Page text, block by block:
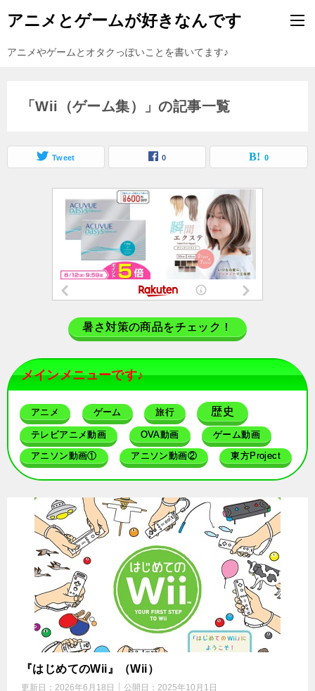
アニメとゲームが好きなんです
アニメやゲームとオタクっぽいことを書いてます♪
「Wii（ゲーム集）」の記事一覧
Tweet 0 0
暑さ対策の商品をチェック！
メインメニューです♪
アニメ ゲーム 旅行 歴史
テレビアニメ動画 OVA動画 ゲーム動画
アニソン動画① アニソン動画② 東方Project
『はじめてのWii』（Wii）
更新日： 2026年6月18日 公開日： 2025年10月1日